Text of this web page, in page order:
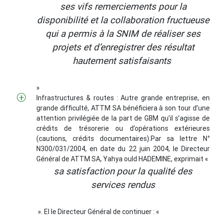
ses vifs remerciements pour la
disponibilité et la collaboration fructueuse
qui a permis à la SNIM de réaliser ses
projets et d’enregistrer des résultat
hautement satisfaisants
»
Infrastructures & routes : Autre grande entreprise, en
grande difficulté, ATTM SAbénéficiera à son tour d’une
attention privilégiée de la part de GBM qu’il s’agisse de
crédits de trésorerie ou d’opérations extérieures
(cautions, crédits documentaires).Par sa lettre N°
N300/031/2004, en date du 22 juin 2004, le Directeur
Général de ATTM SA, Yahya ould HADEMINE, exprimait «
sa satisfaction pour la qualité des
services rendus
». El le Directeur Général de continuer : «